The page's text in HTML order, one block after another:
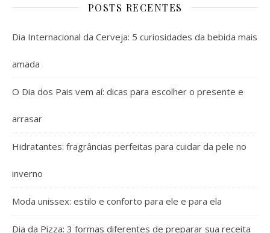
POSTS RECENTES
Dia Internacional da Cerveja: 5 curiosidades da bebida mais
amada
O Dia dos Pais vem aí: dicas para escolher o presente e
arrasar
Hidratantes: fragrâncias perfeitas para cuidar da pele no
inverno
Moda unissex: estilo e conforto para ele e para ela
Dia da Pizza: 3 formas diferentes de preparar sua receita